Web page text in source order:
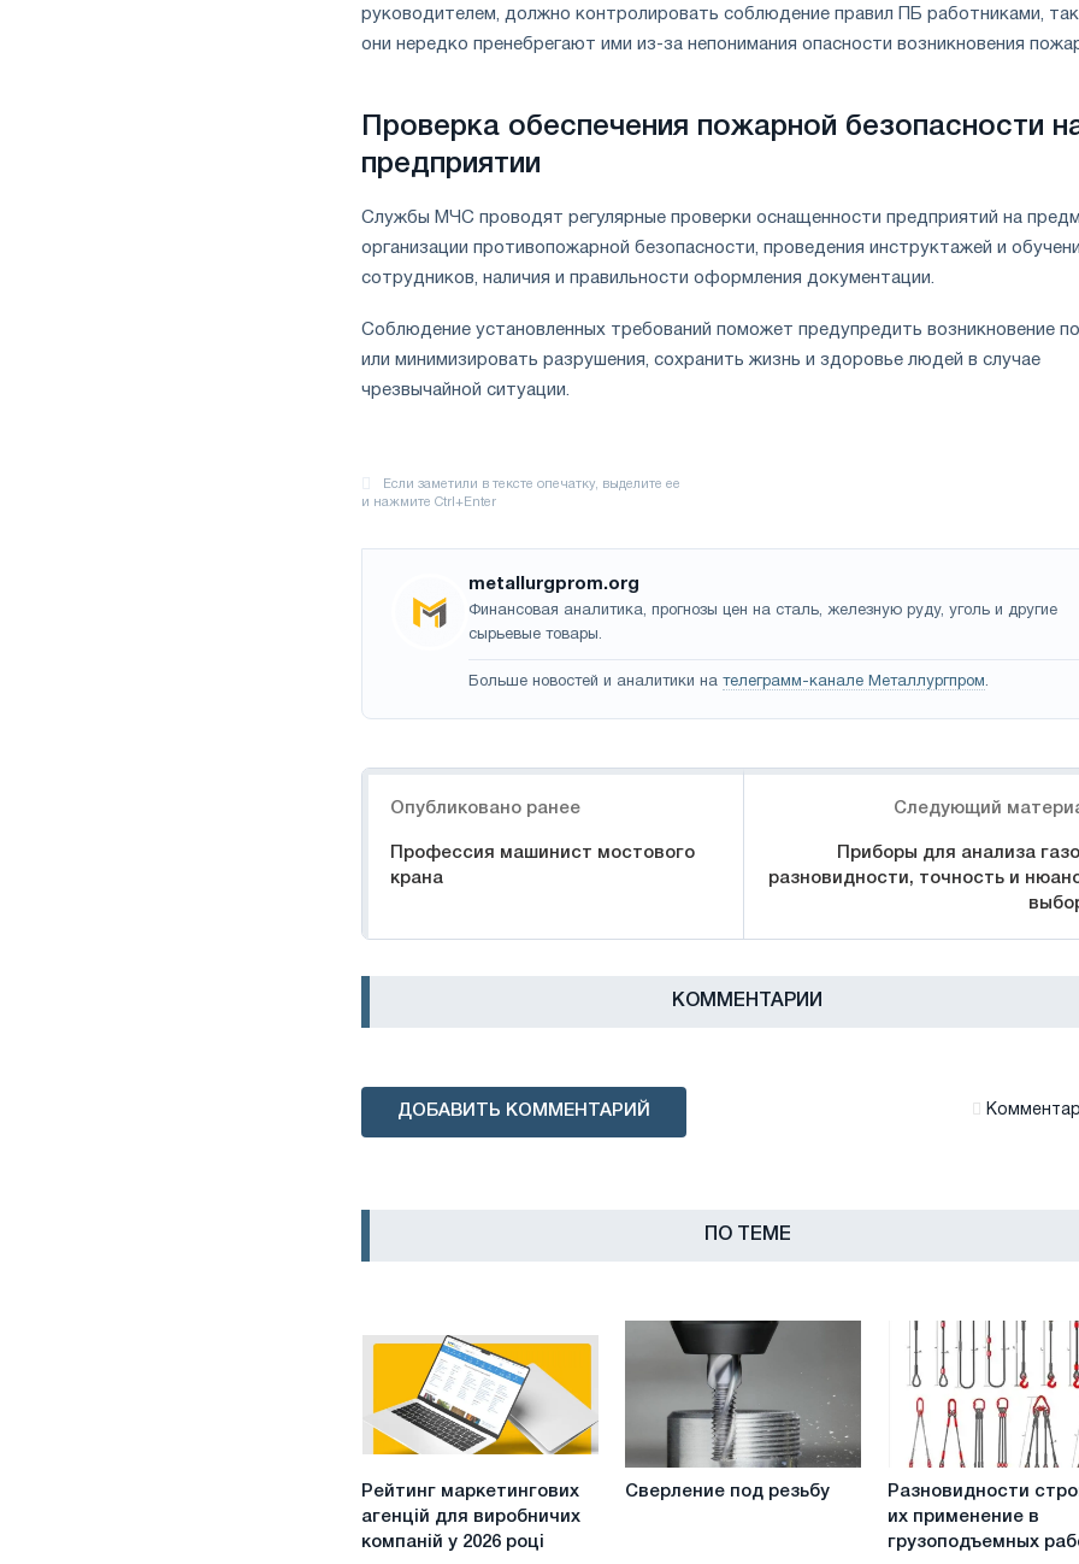
руководителем, должно контролировать соблюдение правил ПБ работниками,
они нередко пренебрегают ими из-за непонимания опасности возникновения
Проверка обеспечения пожарной безопасности
предприятии
Службы МЧС проводят регулярные проверки оснащенности предприятий на
организации противопожарной безопасности, проведения инструктажей и
сотрудников, наличия и правильности оформления документации.
Соблюдение установленных требований поможет предупредить возникновение
или минимизировать разрушения, сохранить жизнь и здоровье людей в случае
чрезвычайной ситуации.
metallurgprom.org
Финансовая аналитика, прогнозы цен на сталь, железную руду, уголь и другие
сырьевые товары.
Больше новостей и аналитики на телеграмм-канале Металлургпром.
Опубликовано ранее
Профессия машинист мостового
крана
Следующий
Приборы для анализа
разновидности, точность и
КОММЕНТАРИИ
ДОБАВИТЬ КОММЕНТАРИЙ
ПО ТЕМЕ
Рейтинг
маркетингових
агенцій
Рейтинг маркетингових
агенцій для виробничих
компаній у 2026 році
Сверление
Сверление под резьбу
Разновидности
их
Разновидности
их применение в
грузоподъемных